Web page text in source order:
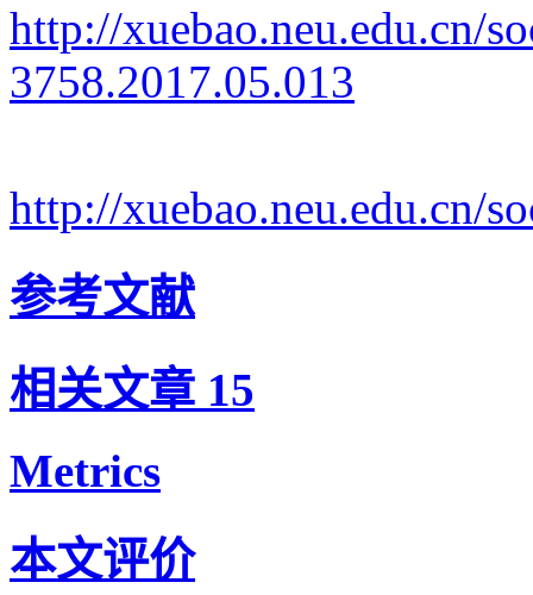
http://xuebao.neu.edu.cn/
3758.2017.05.013
http://xuebao.neu.edu.cn/
参考文献
相关文章 15
Metrics
本文评价